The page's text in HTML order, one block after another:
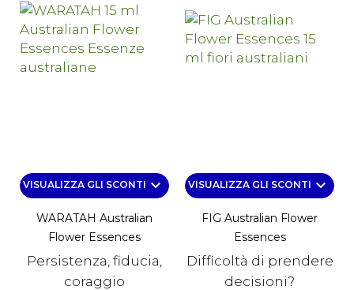
VISUALIZZA GLI SCONTI keyboard_arrow_down
WARATAH Australian
Flower Essences
Persistenza, fiducia,
coraggio
VISUALIZZA GLI SCONTI keyboard_arrow_down
FIG Australian Flower
Essences
Difficoltà di prendere
decisioni?